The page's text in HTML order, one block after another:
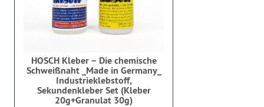
HOSCH Kleber – Die chemische
Schweißnaht _Made in Germany_
Industrieklebstoff,
Sekundenkleber Set (Kleber
20g+Granulat 30g)